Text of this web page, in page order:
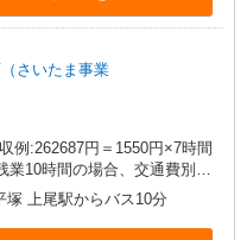
さいたま事業
例:262687円＝1550円×7時間
業10時間の場合、交通費別途
給／当社規定あり。
塚 上尾駅からバス10分